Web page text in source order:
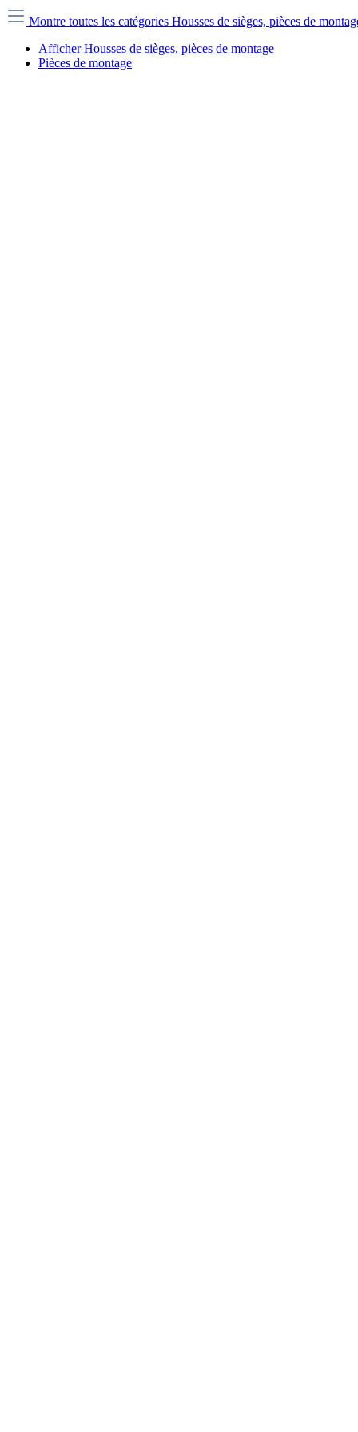
Montre toutes les catégories Housses de sièges, pièces de
Afficher Housses de sièges, pièces de montage
Pièces de montage